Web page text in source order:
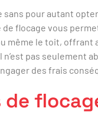
sans pour autant
flocage vous
même le toit, offrant
pas seulement
des frais
de